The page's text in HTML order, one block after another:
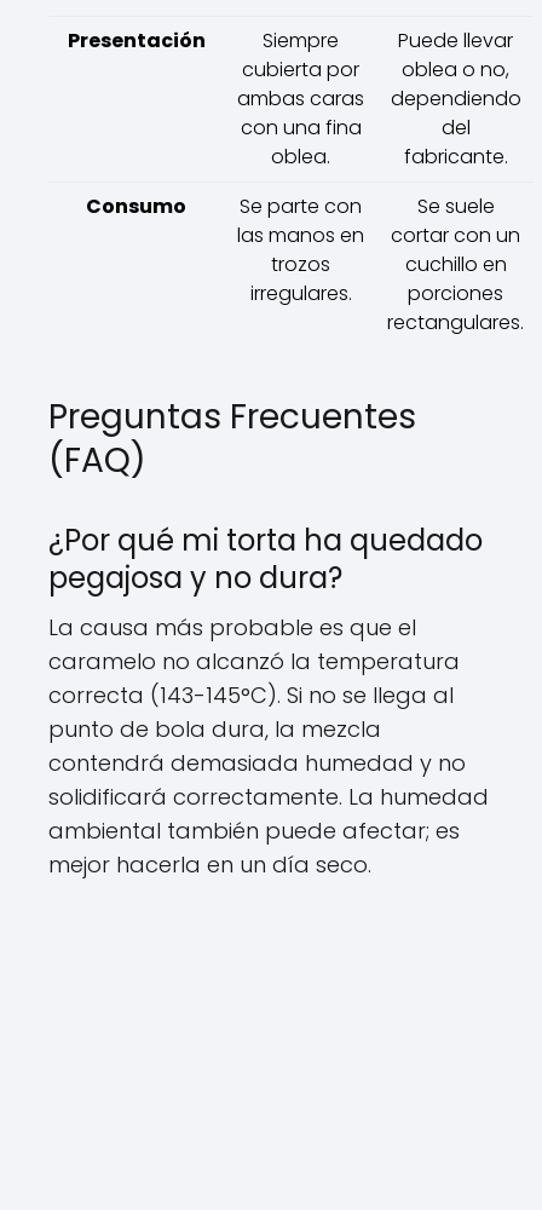
Presentación
Siempre
cubierta por
ambas caras
con una fina
oblea.
Puede llevar
oblea o no,
dependiendo
del
fabricante.
Consumo
Se parte con
las manos en
trozos
irregulares.
Se suele
cortar con un
cuchillo en
porciones
rectangulares.
Preguntas Frecuentes
(FAQ)
¿Por qué mi torta ha quedado
pegajosa y no dura?
La causa más probable es que el
caramelo no alcanzó la temperatura
correcta (143-145°C). Si no se llega al
punto de bola dura, la mezcla
contendrá demasiada humedad y no
solidificará correctamente. La humedad
ambiental también puede afectar; es
mejor hacerla en un día seco.